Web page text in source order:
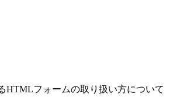
HTMLフォームの取り扱い方について